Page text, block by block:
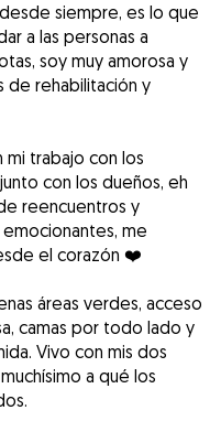
siempre, es lo que
a las personas a
soy muy amorosa y
de rehabilitación y
mi trabajo con los
con los dueños, eh
reencuentros y
me
el corazón ❤️
áreas verdes, acceso
camas por todo lado y
Vivo con mis dos
a qué los